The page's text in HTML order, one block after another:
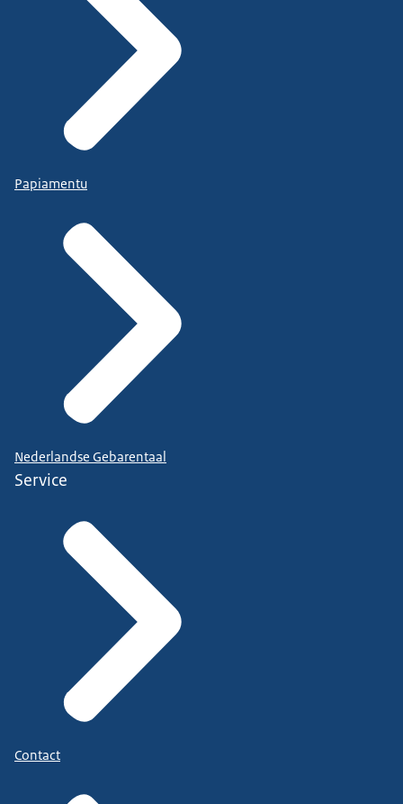
Papiamentu
Nederlandse Gebarentaal
Service
Contact